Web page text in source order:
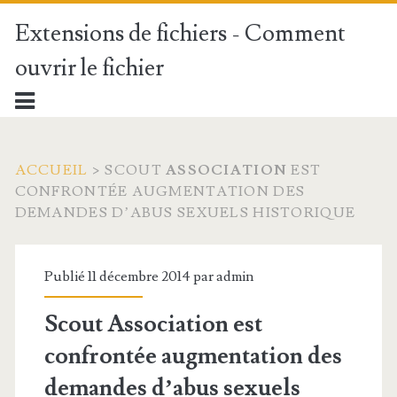
Extensions de fichiers - Comment
ouvrir le fichier
ACCUEIL > SCOUTASSOCIATIONEST
CONFRONTÉE AUGMENTATION DES
DEMANDES D’ABUS SEXUELS HISTORIQUE
Publié 11 décembre 2014 paradmin
ScoutAssociationest
confrontée augmentation des
demandes d’abus sexuels